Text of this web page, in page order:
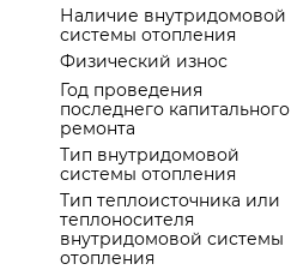
Наличие внутридомовой
системы отопления
Физический износ
Год проведения
последнего капитального
ремонта
Тип внутридомовой
системы отопления
Тип теплоисточника или
теплоносителя
внутридомовой системы
отопления